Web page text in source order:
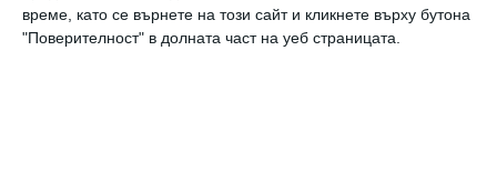
време, като се върнете на този сайт и кликнете върху бутона
"Поверителност" в долната част на уеб страницата.
Заедно
Рая Пеева с бременна фотосесия